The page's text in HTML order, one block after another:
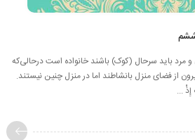
باید سرحال (کوک) باشند خانواده است درحالی‌که
از فضای منزل بانشاطند اما در منزل چنین نیستند.
...